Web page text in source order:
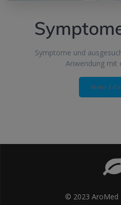
Symptome und
Anwendung mit
Mehr
© 2023 AroMed